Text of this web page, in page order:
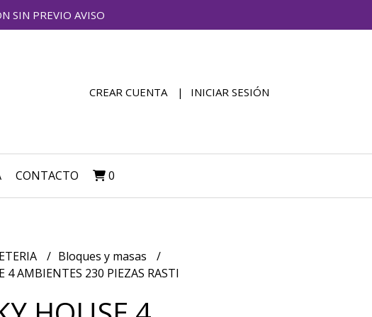
SIN PREVIO AVISO
CREAR CUENTA INICIAR SESIÓN
CONTACTO 0
Bloques y masas
4 AMBIENTES 230 PIEZAS RASTI